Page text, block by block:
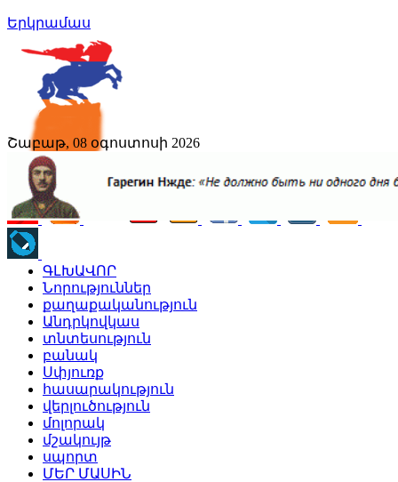
Երկրամաս
Շաբաթ, 08 օգոստոսի 2026
ԳԼԽԱՎՈՐ
Նորություններ
քաղաքականություն
Անդրկովկաս
տնտեսություն
բանակ
Սփյուռք
հասարակություն
վերլուծություն
մոլորակ
մշակույթ
սպորտ
ՄԵՐ ՄԱՍԻՆ